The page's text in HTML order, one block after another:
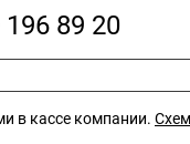
89 20
в кассе компании.